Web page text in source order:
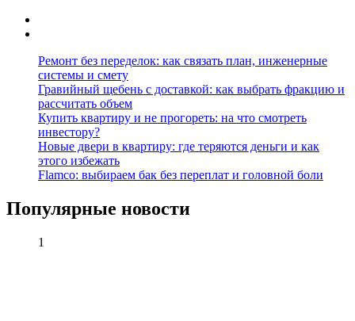
Ремонт без переделок: как связать план, инженерные
системы и смету
Гравийный щебень с доставкой: как выбрать фракцию и
рассчитать объем
Купить квартиру и не прогореть: на что смотреть
инвестору?
Новые двери в квартиру: где теряются деньги и как
этого избежать
Flamco: выбираем бак без переплат и головной боли
Популярные новости
1